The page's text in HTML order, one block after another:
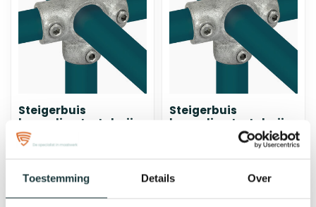
Toestemming Details Over
Steigerbuis
koppeling t-stuk zij
uitgang | Ø42.4 mm
€11,47
bij jou bezorgd binnen 2-5
Steigerbuis
koppeling t-stuk zij
uitgang | Ø48.3 mm
bij jou bezorgd binnen 2-5